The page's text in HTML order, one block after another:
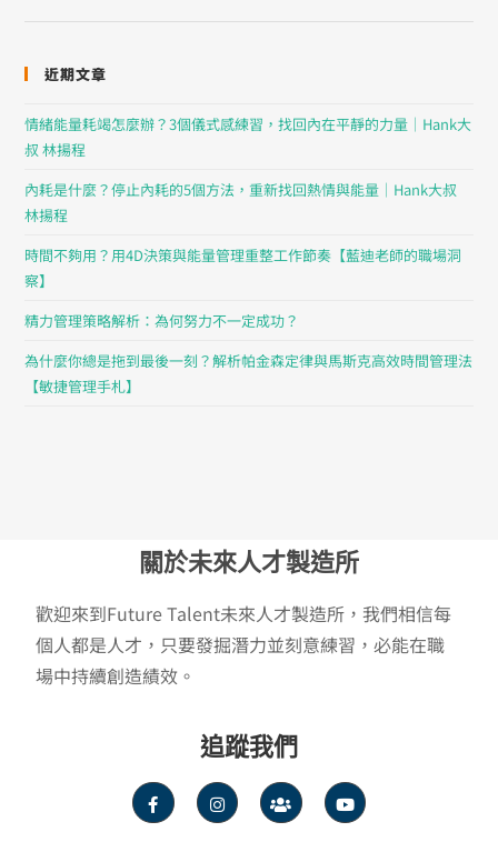
近期文章
情緒能量耗竭怎麼辦？3個儀式感練習，找回內在平靜的力量｜Hank大
叔 林揚程
內耗是什麼？停止內耗的5個方法，重新找回熱情與能量｜Hank大叔
林揚程
時間不夠用？用4D決策與能量管理重整工作節奏【藍迪老師的職場洞
察】
精力管理策略解析：為何努力不一定成功？
為什麼你總是拖到最後一刻？解析帕金森定律與馬斯克高效時間管理法
【敏捷管理手札】
關於未來人才製造所
歡迎來到Future Talent未來人才製造所，我們相信每
個人都是人才，只要發掘潛力並刻意練習，必能在職
場中持續創造績效。
追蹤我們